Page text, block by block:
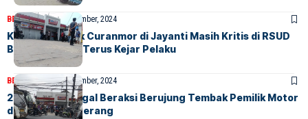
BERITAHOME7 September, 2024
Korban Tembak Curanmor di Jayanti Masih Kritis di RSUD
Balaraja, Polisi Terus Kejar Pelaku
BERITA HOME5 September, 2024
2 Curanmor Gagal Beraksi Berujung Tembak Pemilik Motor
di Jayanti Tangerang